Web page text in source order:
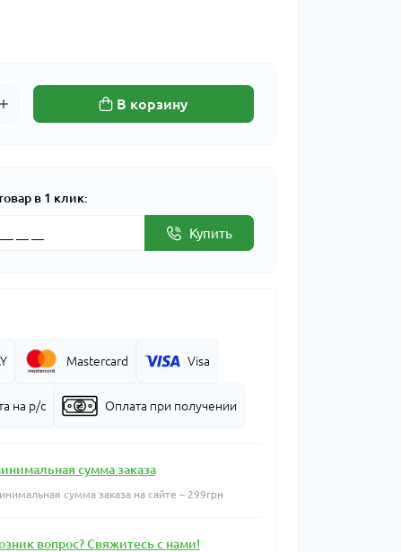
В корзину
в 1 клик:
Купить
Mastercard Visa
на р/с Оплата при получении
сумма заказа
сумма заказа на сайте – 299грн
вопрос? Свяжитесь с нами!